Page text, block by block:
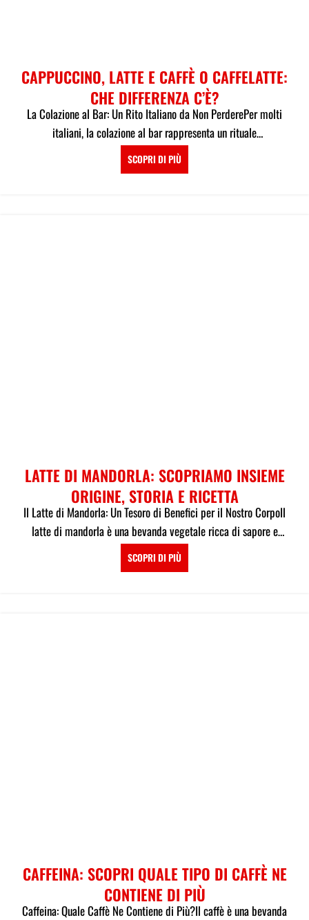
CAPPUCCINO, LATTE E CAFFÈ O CAFFELATTE:
CHE DIFFERENZA C’È?
La Colazione al Bar: Un Rito Italiano da Non PerderePer molti
italiani, la colazione al bar rappresenta un rituale
imprescindibile,...
SCOPRI DI PIÙ
LATTE DI MANDORLA: SCOPRIAMO INSIEME
ORIGINE, STORIA E RICETTA
Il Latte di Mandorla: Un Tesoro di Benefici per il Nostro CorpoIl
latte di mandorla è una bevanda vegetale ricca di sapore e
propri...
SCOPRI DI PIÙ
CAFFEINA: SCOPRI QUALE TIPO DI CAFFÈ NE
CONTIENE DI PIÙ
Caffeina: Quale Caffè Ne Contiene di Più?Il caffè è una bevanda